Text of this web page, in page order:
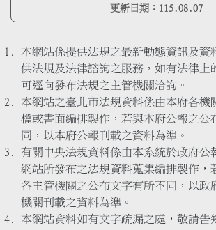
更新日期： 115.08.07
本網站係提供法規之最新動態資訊及資
供法規及法律諮詢之服務，如有法律上
可逕向發布法規之主管機關洽詢。
本網站之臺北市法規資料係由本府各機
檔或書面編排製作，若與本府公報之公
同，以本府公報刊載之資料為準。
有關中央法規資料係由本系統於政府公
網站所發布之法規資料蒐集編排製作，
各主管機關之公布文字有所不同，以政
機關刊載之資料為準。
本網站資料如有文字疏漏之處，敬請告